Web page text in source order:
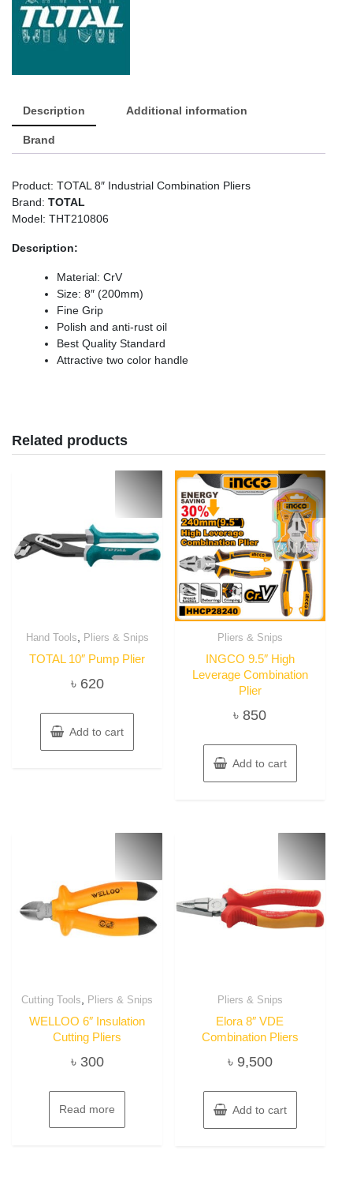
Description Additional information
Brand
Product: TOTAL 8″ Industrial Combination Pliers
Brand: TOTAL
Model: THT210806
Description:
Material: CrV
Size: 8″ (200mm)
Fine Grip
Polish and anti-rust oil
Best Quality Standard
Attractive two color handle
Related products
Hand Tools Pliers & Snips
TOTAL 10″ Pump Plier
৳ 620
Add to cart
Pliers & Snips
INGCO 9.5″ High
Leverage Combination
Plier
৳850
Add to cart
Cutting Tools Pliers & Snips
WELLOO 6″ Insulation
Cutting Pliers
৳ 300
Read more
Pliers & Snips
Elora 8″ VDE
Combination Pliers
৳ 9,500
Add to cart